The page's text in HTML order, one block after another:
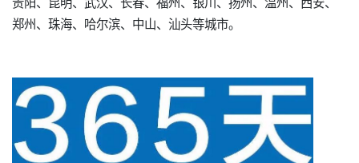
郑州、珠海、哈尔滨、中山、汕头等城市。